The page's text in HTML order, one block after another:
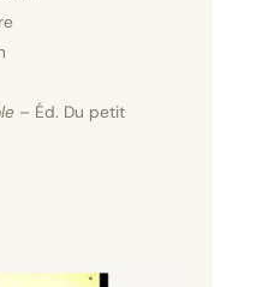
– Éd. Du petit